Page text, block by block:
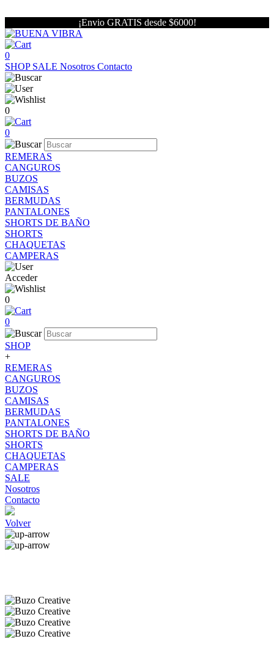
¡Envio GRATIS desde $6000!
0
SHOP SALE Nosotros Contacto
0
0
REMERAS
CANGUROS
BUZOS
CAMISAS
BERMUDAS
PANTALONES
SHORTS DE BAÑO
SHORTS
CHAQUETAS
CAMPERAS
Acceder
0
0
SHOP
+
REMERAS
CANGUROS
BUZOS
CAMISAS
BERMUDAS
PANTALONES
SHORTS DE BAÑO
SHORTS
CHAQUETAS
CAMPERAS
SALE
Nosotros
Contacto
Volver